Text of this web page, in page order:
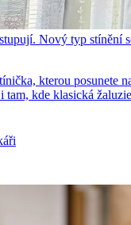
Nový typ stínění
kterou posunete
tam, kde klasická